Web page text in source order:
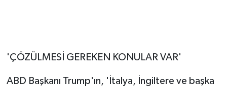
'ÇÖZÜLMESİ GEREKEN KONULAR VAR'
ABD Başkanı Trump'ın, 'İtalya, İngiltere ve başka